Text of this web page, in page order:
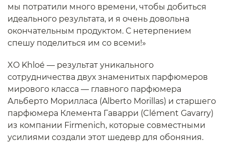
мы потратили много времени, чтобы добиться
идеального результата, и я очень довольна
окончательным продуктом. С нетерпением
спешу поделиться им со всеми!»
XO Khloé — результат уникального
сотрудничества двух знаменитых парфюмеров
мирового класса — главного парфюмера
Альберто Морилласа (Alberto Morillas) и старшего
парфюмера Клемента Гаварри (Clément Gavarry)
из компании Firmenich, которые совместными
усилиями создали этот шедевр для обоняния.